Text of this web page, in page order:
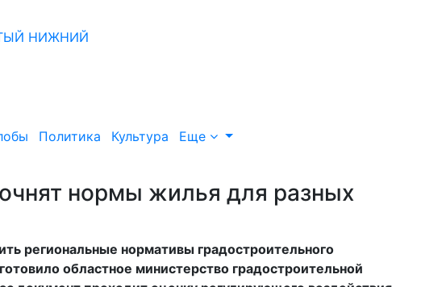
Политика Культура Еще
нормы жилья для разных
региональные нормативы градостроительного
областное министерство градостроительной